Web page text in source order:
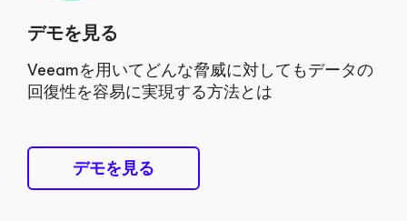
デモを見る
Veeamを用いてどんな脅威に対してもデータの
回復性を容易に実現する方法とは
デモを見る